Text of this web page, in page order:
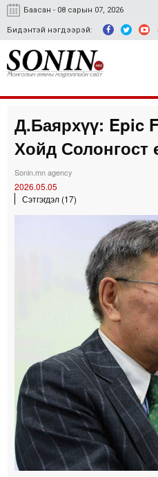
Баасан - 08 сарын 07, 2026
Бидэнтэй нэгдээрэй:
Улс төр,
Гэмт
Easy
Д.Баярхүү: Epic
Хойд Солонгост
Sonin.mn agency
2026.05.05
Сэтгэгдэл (17)